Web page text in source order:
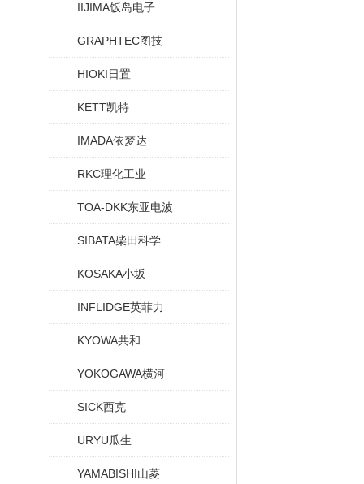
IIJIMA饭岛电子
GRAPHTEC图技
HIOKI日置
KETT凯特
IMADA依梦达
RKC理化工业
TOA-DKK东亚电波
SIBATA柴田科学
KOSAKA小坂
INFLIDGE英菲力
KYOWA共和
YOKOGAWA横河
SICK西克
URYU瓜生
YAMABISHI山菱